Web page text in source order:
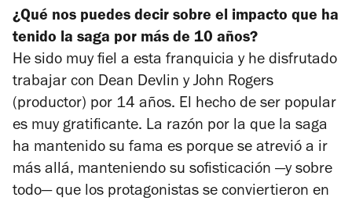
¿Qué nos puedes decir sobre el impacto que ha
tenido la saga por más de 10 años?
He sido muy fiel a esta franquicia y he disfrutado
trabajar con Dean Devlin y John Rogers
(productor) por 14 años. El hecho de ser popular
es muy gratificante. La razón por la que la saga
ha mantenido su fama es porque se atrevió a ir
más allá, manteniendo su sofisticación —y sobre
todo— que los protagonistas se conviertieron en